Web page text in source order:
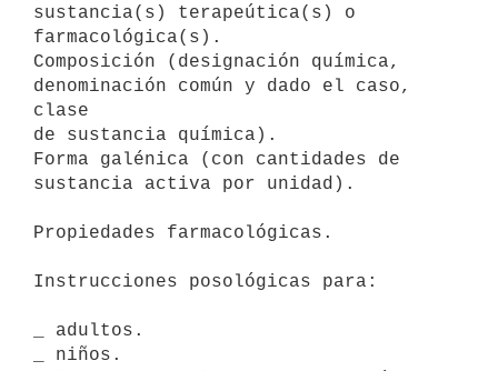
sustancia(s) terapeútica(s) o
farmacológica(s).
Composición (designación química,
denominación común y dado el caso,
clase
de sustancia química).
Forma galénica (con cantidades de
sustancia activa por unidad).
Propiedades farmacológicas.
Instrucciones posológicas para:
_ adultos.
_ niños.